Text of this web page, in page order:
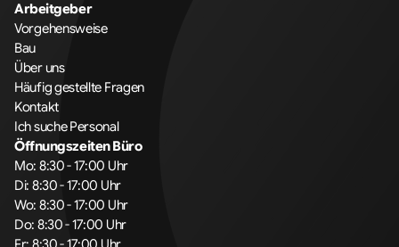
Arbeitgeber
Vorgehensweise
Bau
Über uns
Häufig gestellte Fragen
Kontakt
Ich suche Personal
Öffnungszeiten Büro
Mo: 8:30 - 17:00 Uhr
Di: 8:30 - 17:00 Uhr
Wo: 8:30 - 17:00 Uhr
Do: 8:30 - 17:00 Uhr